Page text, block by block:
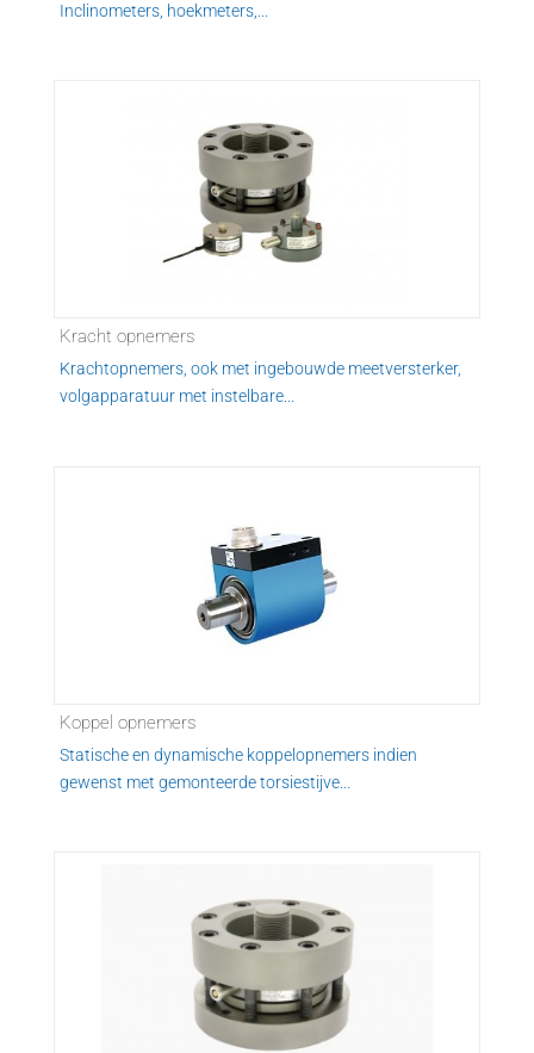
Inclinometers, hoekmeters,...
Kracht opnemers
Krachtopnemers, ook met ingebouwde meetversterker,
volgapparatuur met instelbare...
Koppel opnemers
Statische en dynamische koppelopnemers indien
gewenst met gemonteerde torsiestijve...